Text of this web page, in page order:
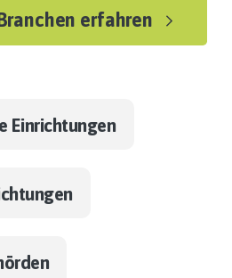
erfahren
Einrichtungen